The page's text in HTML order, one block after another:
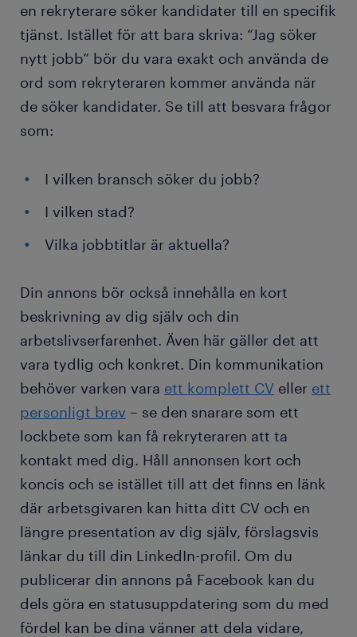
en rekryterare söker kandidater till en specifik
tjänst. Istället för att bara skriva: “Jag söker
nytt jobb” bör du vara exakt och använda de
ord som rekryteraren kommer använda när
de söker kandidater. Se till att besvara frågor
som:
I vilken bransch söker du jobb?
I vilken stad?
Vilka jobbtitlar är aktuella?
Din annons bör också innehålla en kort
beskrivning av dig själv och din
arbetslivserfarenhet. Även här gäller det att
vara tydlig och konkret. Din kommunikation
behöver varken vara ett komplett CV eller ett
personligt brev – se den snarare som ett
lockbete som kan få rekryteraren att ta
kontakt med dig. Håll annonsen kort och
koncis och se istället till att det finns en länk
där arbetsgivaren kan hitta ditt CV och en
längre presentation av dig själv, förslagsvis
länkar du till din LinkedIn-profil. Om du
publicerar din annons på Facebook kan du
dels göra en statusuppdatering som du med
fördel kan be dina vänner att dela vidare,